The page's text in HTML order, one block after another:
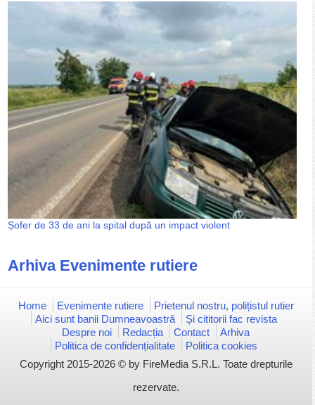
Șofer de 33 de ani la spital după un impact violent
Arhiva Evenimente rutiere
Home Evenimente rutiere
Prietenul nostru, polițistul rutier
Aici sunt banii Dumneavoastră
Și cititorii fac revista
Despre noi
Redacția Contact
Arhiva
Politica de confidențialitate
Politica cookies
Copyright 2015-2026 © by FireMedia S.R.L. Toate drepturile
rezervate.